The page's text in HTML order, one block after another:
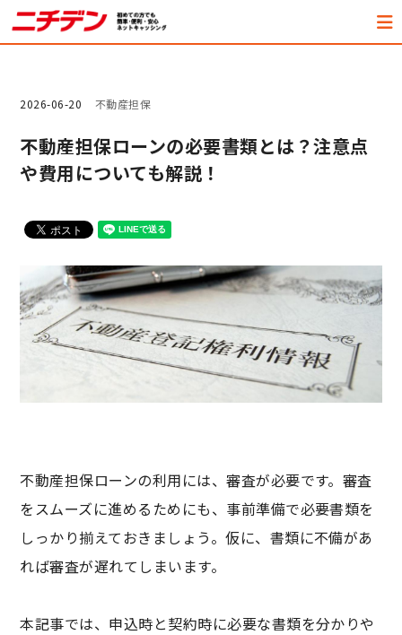
2026-06-20 不動産担保
不動産担保ローンの必要書類とは？注意点
や費用についても解説！
不動産担保ローンの利用には、審査が必要です。審査
をスムーズに進めるためにも、事前準備で必要書類を
しっかり揃えておきましょう。仮に、書類に不備があ
れば審査が遅れてしまいます。
本記事では、申込時と契約時に必要な書類を分かりや